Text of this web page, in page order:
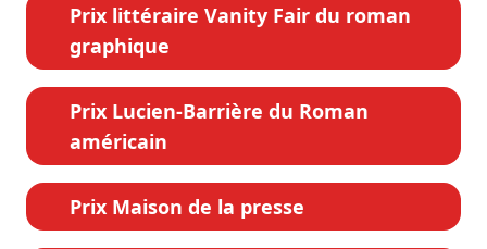
Prix littéraire Vanity Fair du roman
graphique
Prix Lucien-Barrière du Roman
américain
Prix Maison de la presse